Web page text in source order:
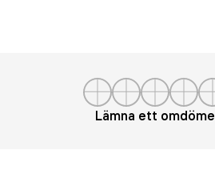
Lämna ett omdöme